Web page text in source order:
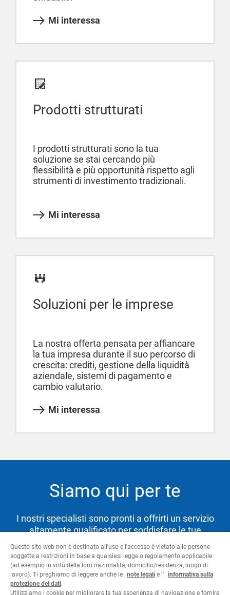
Mi interessa
Prodotti strutturati
I prodotti strutturati sono la tua
soluzione se stai cercando più
flessibilità e più opportunità rispetto agli
strumenti di investimento tradizionali.
Mi interessa
Soluzioni per le imprese
La nostra offerta pensata per affiancare
la tua impresa durante il suo percorso di
crescita: crediti, gestione della liquidità
aziendale, sistemi di pagamento e
cambio valutario.
Mi interessa
Siamo qui per te
I nostri specialisti sono pronti a offrirti un servizio
altamente qualificato per soddisfare le tue
necessità e aiutarti a raggiungere i tuoi obiettivi.
Contattaci
Questo sito web non è destinato all'uso e l'accesso è vietato alle persone
soggette a restrizioni in base a qualsiasi legge o regolamento applicabile
(ad esempio in virtù della loro nazionalità, domicilio/residenza, luogo di
lavoro). Ti preghiamo di leggere anche le note legali e l' informativa sulla
protezione dei dati.
Utilizziamo i cookie per migliorare la tua esperienza di navigazione e fornire